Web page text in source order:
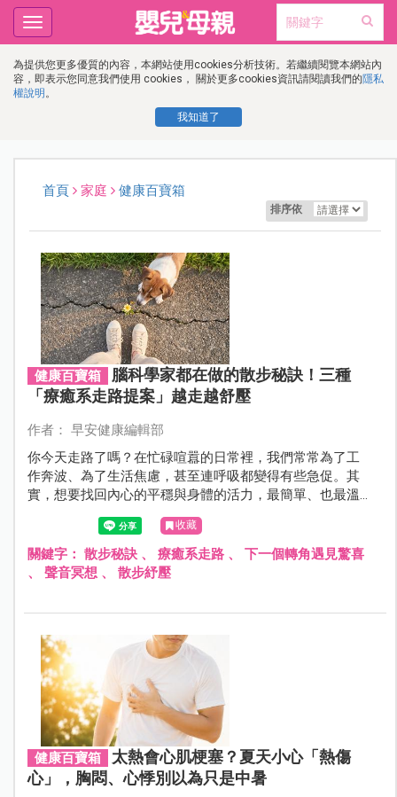
為提供您更多優質的內容，本網站使用cookies分析技術。若繼續閱覽本網站內
容，即表示您同意我們使用 cookies， 關於更多cookies資訊請閱讀我們的隱私
權說明 。
我知道了
Toggle
navigation
首頁 家庭 健康百寶箱
排序依
健康百寶箱
腦科學家都在做的散步秘訣！三種
「療癒系走路提案」越走越舒壓
作者： 早安健康編輯部
你今天走路了嗎？在忙碌喧囂的日常裡，我們常常為了工
作奔波、為了生活焦慮，甚至連呼吸都變得有些急促。其
實，想要找回內心的平穩與身體的活力，最簡單、也最溫
柔的方式，就藏在我們的雙腳下。走路可以完全不花錢，
其實也不需要外在世界塞給你的有形無形獎賞（計步器的
數字或是打卡的虛榮心）。走路這件事本身， 就已經是身
體與心靈的獎賞。
收藏
關鍵字： 散步秘訣、 療癒系走路、 下一個轉角遇見驚喜
、 聲音冥想、 散步紓壓
健康百寶箱
太熱會心肌梗塞？夏天小心「熱傷
心」，胸悶、心悸別以為只是中暑